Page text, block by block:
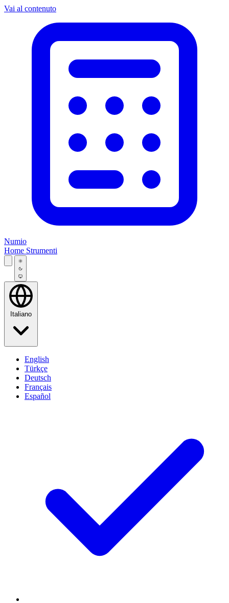
Vai al contenuto
Numio
Home Strumenti
English
Türkçe
Deutsch
Français
Español